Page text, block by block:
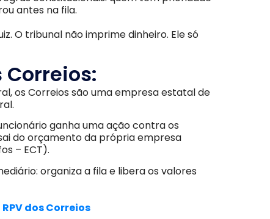
antes na fila.
O tribunal não imprime dinheiro. Ele só
Correios:
os Correios são uma empresa estatal de
ganha uma ação contra os
do orçamento da própria empresa
– ECT).
organiza a fila e libera os valores
dos Correios